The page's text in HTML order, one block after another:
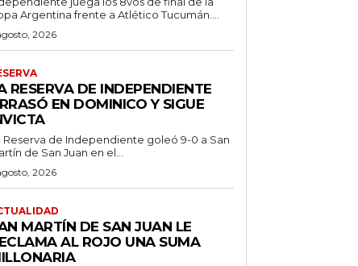
Argentina frente a Atlético Tucumán....
2026
RESERVA DE INDEPENDIENTE
EN DOMINICO Y SIGUE
Reserva de Independiente goleó 9-0 a San
de San Juan en el...
2026
MARTÍN DE SAN JUAN LE
AL ROJO UNA SUMA